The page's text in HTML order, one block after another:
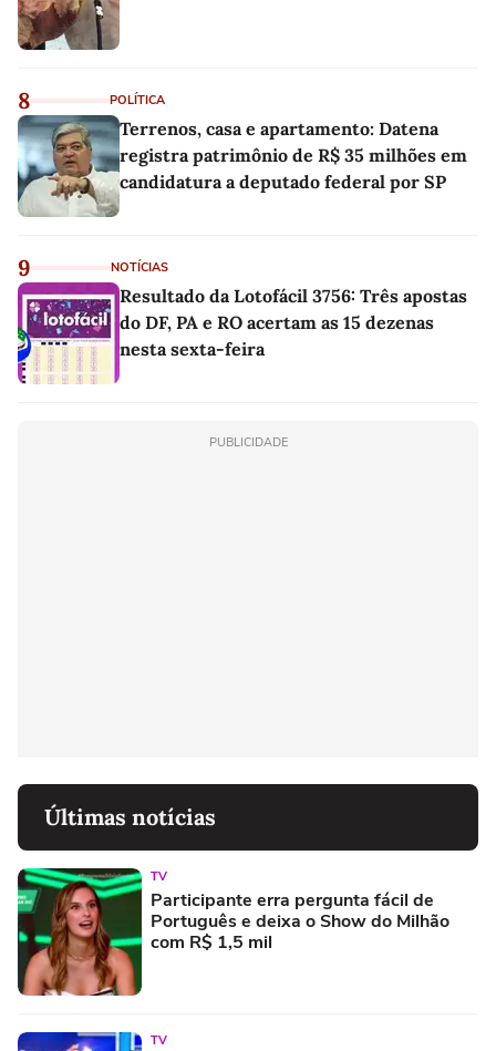
8 POLÍTICA
Terrenos, casa e apartamento: Datena
registra patrimônio de R$ 35 milhões em
candidatura a deputado federal por SP
9 NOTÍCIAS
Resultado da Lotofácil 3756: Três apostas
do DF, PA e RO acertam as 15 dezenas
nesta sexta-feira
PUBLICIDADE
Últimas notícias
TV
Participante erra pergunta fácil de
Português e deixa o Show do Milhão
com R$ 1,5 mil
TV